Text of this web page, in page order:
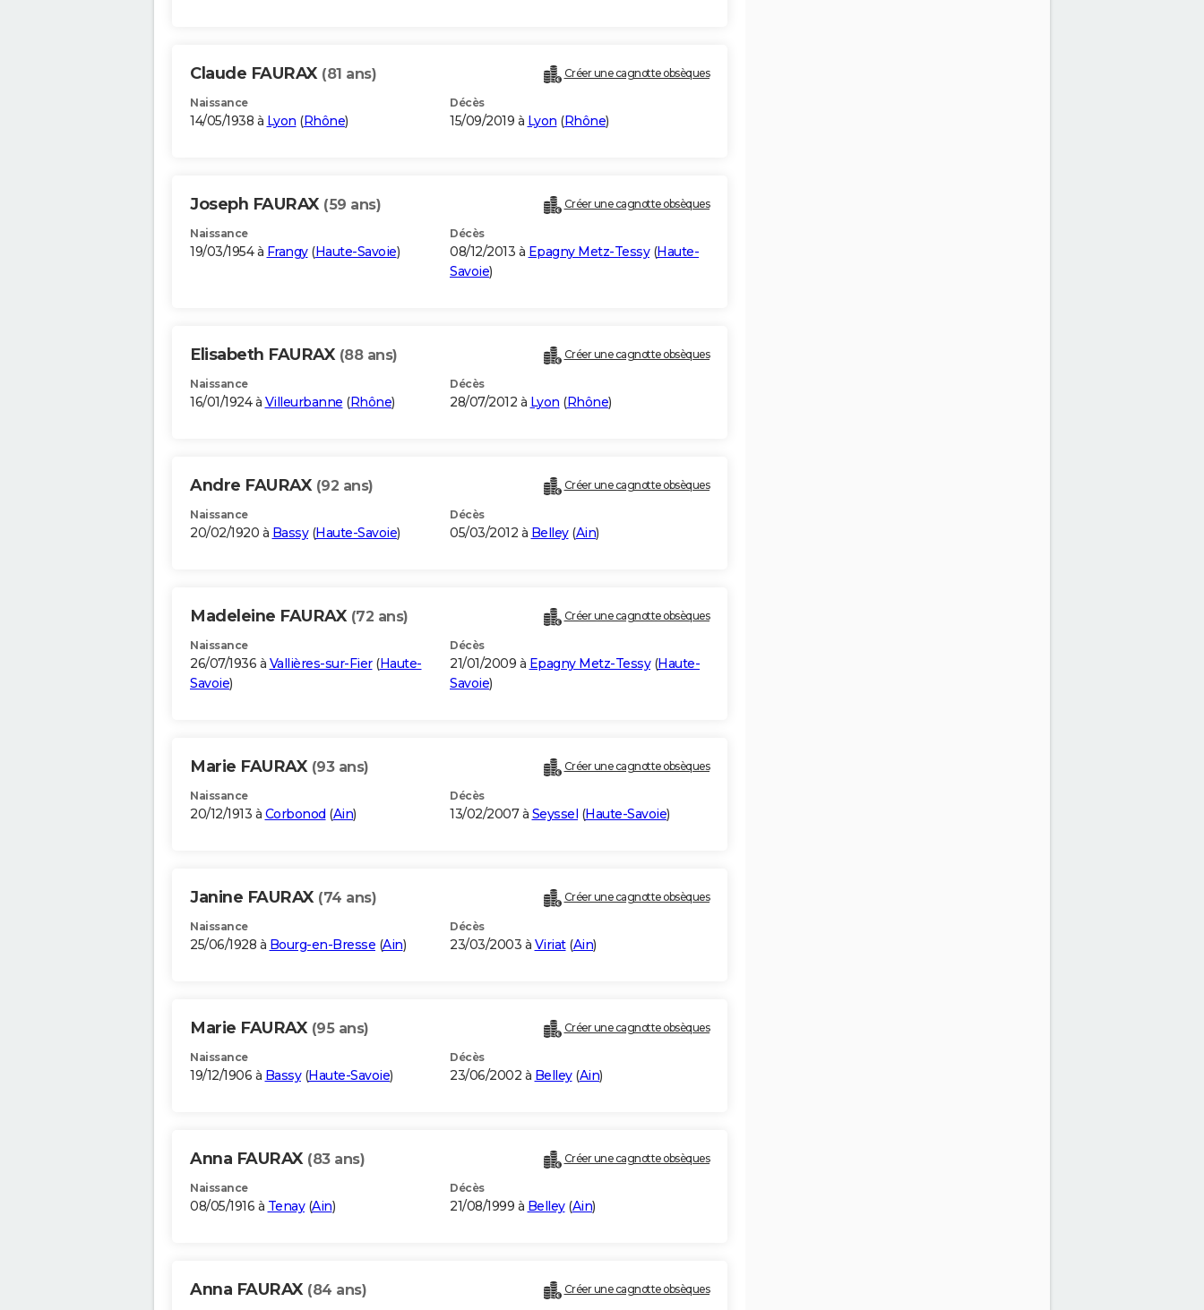
Claude FAURAX (81 ans) Créer une cagnotte obsèques
Naissance
14/05/1938 à Lyon (Rhône)
Décès
15/09/2019 à Lyon (Rhône)
Joseph FAURAX (59 ans) Créer une cagnotte obsèques
Naissance
19/03/1954 à Frangy(Haute-Savoie)
Décès
08/12/2013 à Epagny Metz-Tessy(Haute-
Savoie)
Elisabeth FAURAX (88 ans) Créer une cagnotte obsèques
Naissance
16/01/1924 à Villeurbanne (Rhône)
Décès
28/07/2012 à Lyon (Rhône)
Andre FAURAX (92 ans) Créer une cagnotte obsèques
Naissance
20/02/1920 à Bassy(Haute-Savoie)
Décès
05/03/2012 à Belley(Ain)
Madeleine FAURAX (72 ans) Créer une cagnotte obsèques
Naissance
26/07/1936 à Vallières-sur-Fier(Haute-
Savoie)
Décès
21/01/2009 à Epagny Metz-Tessy(Haute-
Savoie)
Marie FAURAX (93 ans) Créer une cagnotte obsèques
Naissance
20/12/1913 à Corbonod (Ain)
Décès
13/02/2007 à Seyssel (Haute-Savoie)
Janine FAURAX (74 ans) Créer une cagnotte obsèques
Naissance
25/06/1928 à Bourg-en-Bresse (Ain)
Décès
23/03/2003 à Viriat(Ain)
Marie FAURAX (95 ans) Créer une cagnotte obsèques
Naissance
19/12/1906 à Bassy(Haute-Savoie)
Décès
23/06/2002 à Belley(Ain)
Anna FAURAX (83 ans) Créer une cagnotte obsèques
Naissance
08/05/1916 à Tenay(Ain)
Décès
21/08/1999 à Belley(Ain)
Anna FAURAX (84 ans) Créer une cagnotte obsèques